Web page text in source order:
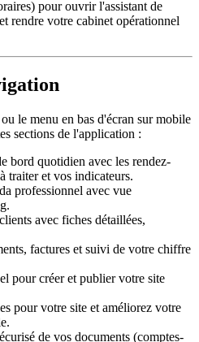
pour ouvrir l'assistant de
rendre votre cabinet opérationnel
le menu en bas d'écran sur mobile
sections de l'application :
bord quotidien avec les rendez-
traiter et vos indicateurs.
professionnel avec vue
avec fiches détaillées,
factures et suivi de votre chiffre
pour créer et publier votre site
pour votre site et améliorez votre
de vos documents (comptes-